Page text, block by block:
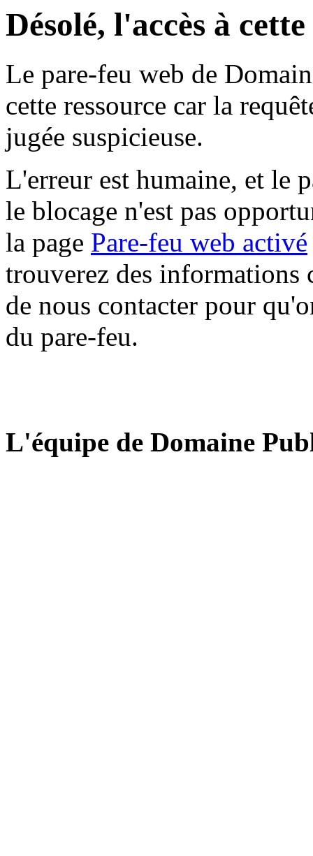
Désolé, l'accès à
Le pare-feu web de
cette ressource car la
jugée suspicieuse.
L'erreur est humaine, et le
le blocage n'est pas
la page Pare-feu web activé
trouverez des informations
de nous contacter pour
du pare-feu.
L'équipe de Domaine